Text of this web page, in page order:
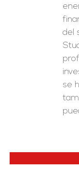
del
se